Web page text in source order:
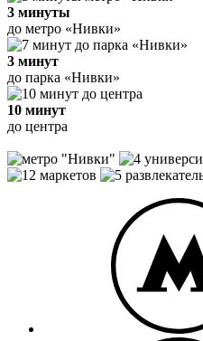
3 минуты
до метро «Нивки»
3 минут
до парка «Нивки»
10 минут
до центра